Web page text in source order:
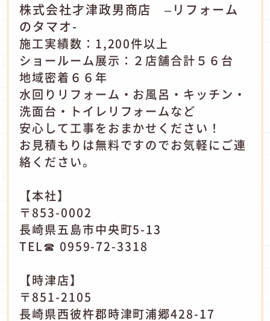
株式会社才津政男商店 –リフォーム
のタマオ-
施工実績数：1,200件以上
ショールーム展示：２店舗合計５６台
地域密着６６年
水回りリフォーム・お風呂・キッチン・
洗面台・トイレリフォームなど
安心して工事をおまかせください！
お見積もりは無料ですのでお気軽にご連
絡ください。
【本社】
〒853-0002
長崎県五島市中央町5-13
TEL☎ 0959-72-3318
【時津店】
〒851-2105
長崎県西彼杵郡時津町浦郷428-17